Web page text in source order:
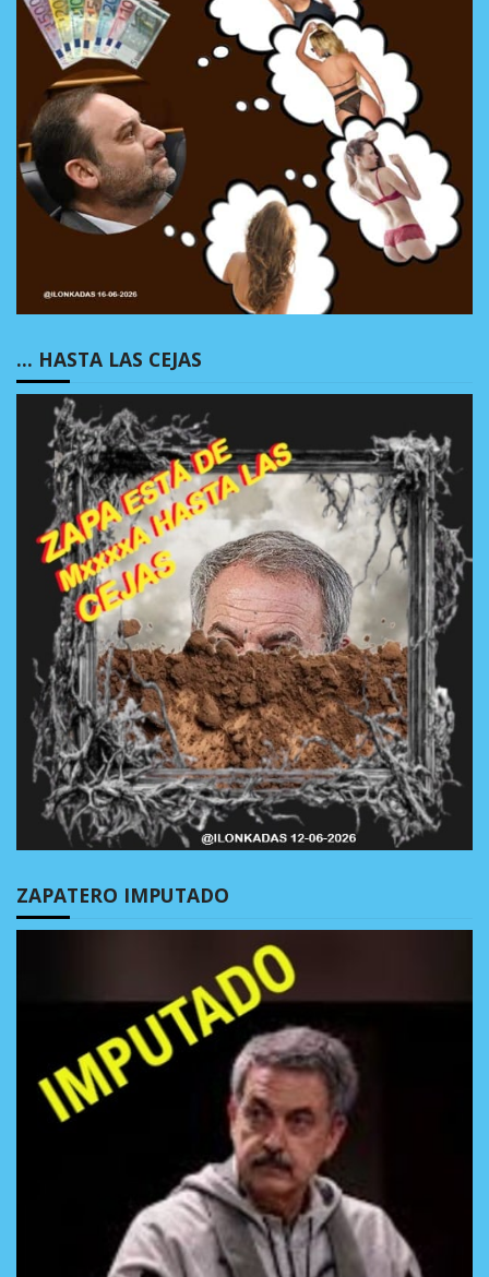
… HASTA LAS CEJAS
ZAPATERO IMPUTADO